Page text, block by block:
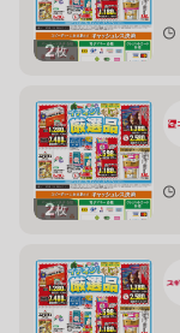
2枚
2枚